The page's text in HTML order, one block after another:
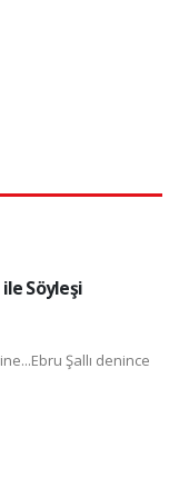
ile Söyleşi
Şallı denince